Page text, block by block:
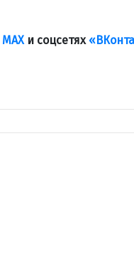
МАХи соцсетях